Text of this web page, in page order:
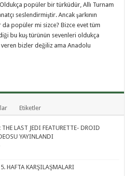
Oldukça popüler bir türküdür, Allı Turnam
seslendirmiştir. Ancak şarkının
popüler mi sizce? Bizce evet tüm
bu kuş türünün sevenleri oldukça
bizler değiliz ama Anadolu
Etiketler
THE LAST JEDI FEATURETTE- DROID
YAYINLANDI
HAFTA KARŞILAŞMALARI